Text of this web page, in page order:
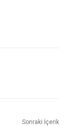
Sonraki İçerik